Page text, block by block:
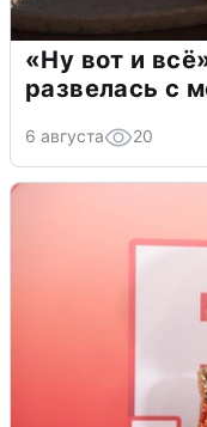
«Ну вот и
развелась с
6 августа 20